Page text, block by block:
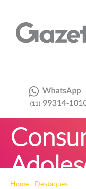
Home Destaques